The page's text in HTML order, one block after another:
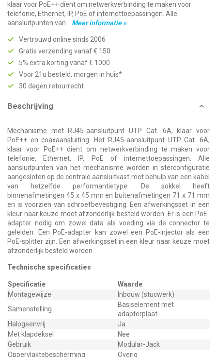
klaar voor PoE++ dient om netwerkverbinding te maken voor
telefonie, Ethernet, IP, PoE of internettoepassingen. Alle
aansluitpunten van... Meer informatie »
Vertrouwd online sinds 2006
Gratis verzending vanaf € 150
5% extra korting vanaf € 1000
Voor 21u besteld, morgen in huis*
30 dagen retourrecht
Beschrijving
Mechanisme met RJ45-aansluitpunt UTP Cat. 6A, klaar voor
PoE++ en coaxaansluiting. Het RJ45-aansluitpunt UTP Cat. 6A,
klaar voor PoE++ dient om netwerkverbinding te maken voor
telefonie, Ethernet, IP, PoE of internettoepassingen. Alle
aansluitpunten van het mechanisme worden in sterconfiguratie
aangesloten op de centrale aansluitkast met behulp van een kabel
van hetzelfde performantietype. De sokkel heeft
binnenafmetingen 45 x 45 mm en buitenafmetingen 71 x 71 mm
en is voorzien van schroefbevestiging. Een afwerkingsset in een
kleur naar keuze moet afzonderlijk besteld worden. Er is een PoE-
adapter nodig om zowel data als voeding via de connector te
geleiden. Een PoE-adapter kan zowel een PoE-injector als een
PoE-splitter zijn. Een afwerkingsset in een kleur naar keuze moet
afzonderlijk besteld worden.
Technische specificaties
Specificatie
Waarde
Montagewijze
Inbouw (stucwerk)
Samenstelling
Basiselement met
adapterplaat
Halogeenvrij
Ja
Met klapdeksel
Nee
Gebruik
Modular-Jack
Oppervlaktebescherming
Overig